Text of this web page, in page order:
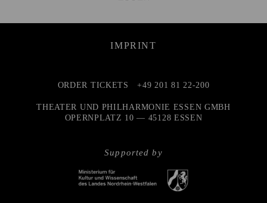
IMPRINT
Supported by
ORDER TICKETS +49 201 81 22-200
THEATER UND PHILHARMONIE ESSEN GMBH
OPERNPLATZ 10 — 45128 ESSEN